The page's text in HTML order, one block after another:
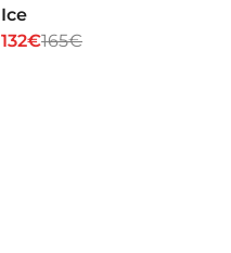
Ice
132€165€